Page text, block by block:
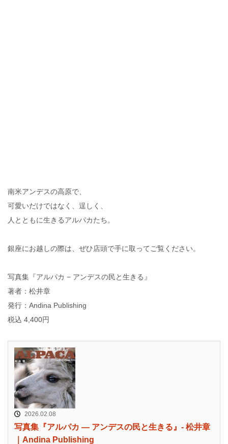
南米アンデスの高原で、
可愛いだけではなく、逞しく、
人とともに生きるアルパカたち。
銀座にお越しの際は、ぜひ店頭で手に取ってご覧ください。
写真集『アルパカ − アンデスの民と生きる』
著者：松井章
発行：Andina Publishing
税込 4,400円
2026.02.08
写真集『アルパカ ― アンデスの民と生きる』- 松井章
｜Andina Publishing